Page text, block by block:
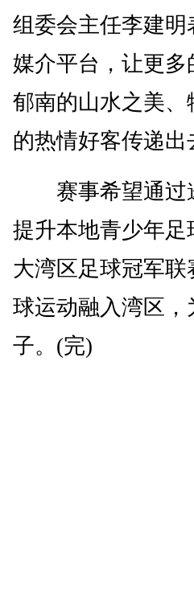
组委会主任李建
媒介平台，让更
郁南的山水之美
的热情好客传递出
赛事希望通过
提升本地青少年
大湾区足球冠军
球运动融入湾区
子。(完)